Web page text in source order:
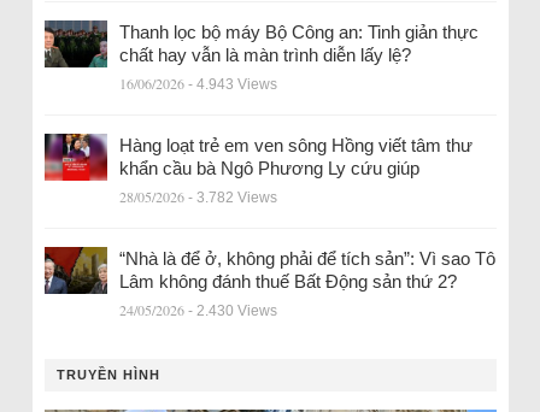
Thanh lọc bộ máy Bộ Công an: Tinh giản thực
chất hay vẫn là màn trình diễn lấy lệ?
16/06/2026 - 4.943 Views
Hàng loạt trẻ em ven sông Hồng viết tâm thư
khẩn cầu bà Ngô Phương Ly cứu giúp
28/05/2026 - 3.782 Views
“Nhà là để ở, không phải để tích sản”: Vì sao Tô
Lâm không đánh thuế Bất Động sản thứ 2?
24/05/2026 - 2.430 Views
TRUYỀN HÌNH